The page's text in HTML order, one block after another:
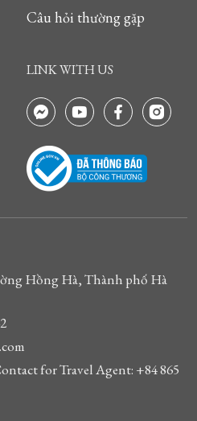
Câu hỏi thường gặp
LINK WITH US
Hồng Hà, Thành phố Hà
for Travel Agent: +84 865